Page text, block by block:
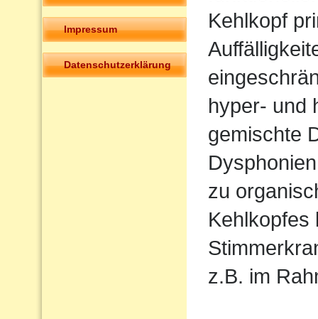
Impressum
Datenschutzerklärung
Kehlkopf
hyper- und
gemischte
zu
Kehlkopfes
z.B. im